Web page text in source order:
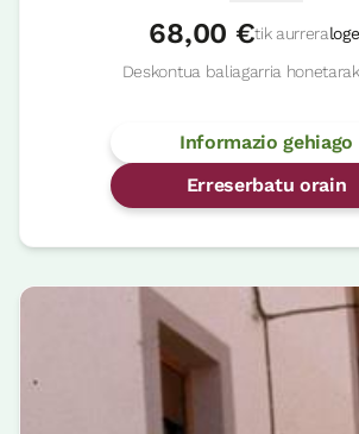
68,00 €tik aurrera
Deskontua baliagarria
Informazio gehiago
Erreserbatu orain